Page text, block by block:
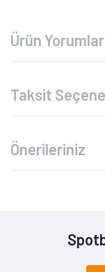
Ürün
Taksit
Önerileriniz